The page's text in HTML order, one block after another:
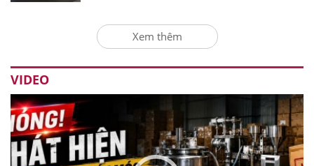
Xem thêm
VIDEO